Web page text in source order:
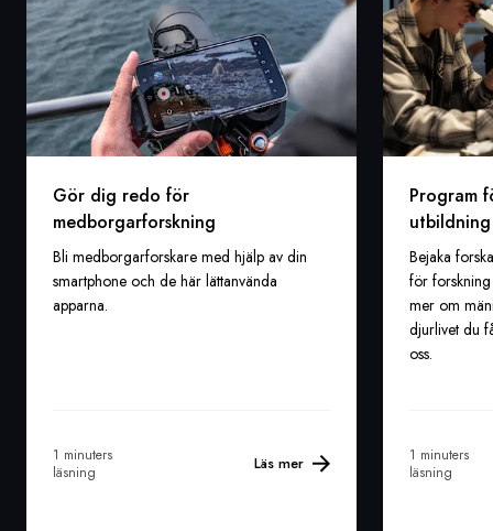
Gör dig redo för
medborgarforskning
Bli medborgarforskare med hjälp av din
smartphone och de här lättanvända
apparna.
1 minuters
läsning
Läs mer
Program
utbildning
Bejaka
för
mer om
djurlivet du
oss.
1 minuters
läsning